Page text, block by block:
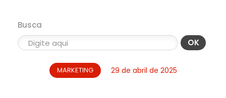
Busca
OK
MARKETING 29 de abril de 2025